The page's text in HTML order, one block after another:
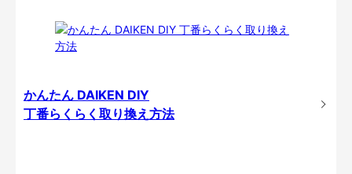
かんたん DAIKEN DIY
丁番らくらく取り換え方法